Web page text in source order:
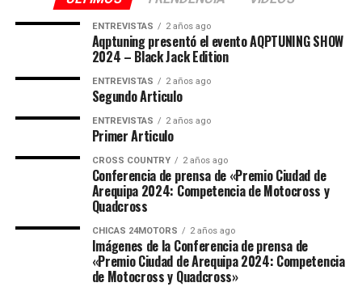
ENTREVISTAS 2 años ago
Aqptuning presentó el evento AQPTUNING SHOW
2024 – Black Jack Edition
ENTREVISTAS 2 años ago
Segundo Articulo
ENTREVISTAS 2 años ago
Primer Articulo
CROSS COUNTRY 2 años ago
Conferencia de prensa de «Premio Ciudad de
Arequipa 2024: Competencia de Motocross y
Quadcross
CHICAS 24MOTORS 2 años ago
Imágenes de la Conferencia de prensa de
«Premio Ciudad de Arequipa 2024: Competencia
de Motocross y Quadcross»